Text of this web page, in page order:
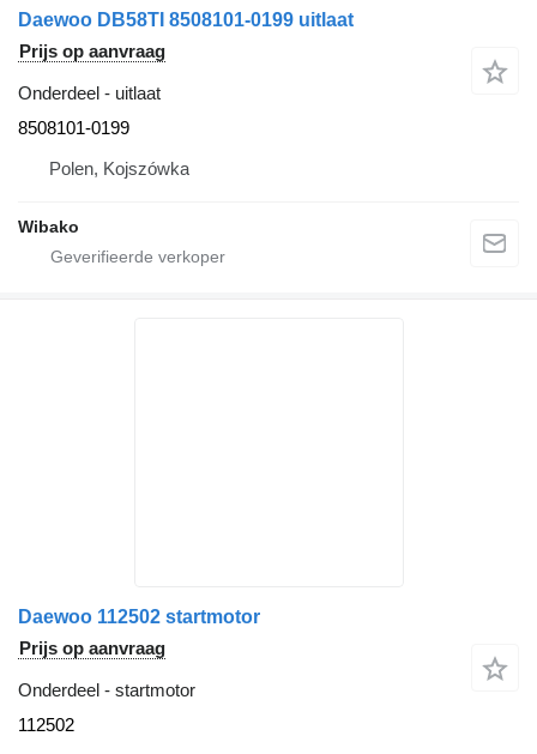
Daewoo DB58TI 8508101-0199 uitlaat
Prijs op aanvraag
Onderdeel - uitlaat
8508101-0199
Polen, Kojszówka
Wibako
Daewoo 112502 startmotor
Prijs op aanvraag
Onderdeel - startmotor
112502